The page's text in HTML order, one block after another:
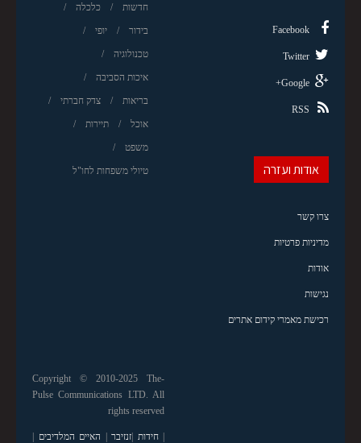
חדשות כלכלה
בידור יופי
טכנולוגיה
איכות הסביבה
בריאות צדק חברתי
אוכל תיירות
משפט
טיולי משפחות לחו"ל
Facebook
Twitter
Google+
RSS
אודות ועזרה
צרו קשר
מדיניות פרטיות
אודות
נגישות
רכישת מאמרי קידום אתרים
Copyright © 2010-2025 The-
Pulse Communications LTD. All
rights reserved
|חידות |זנזיבר | האיים המלדיבים |